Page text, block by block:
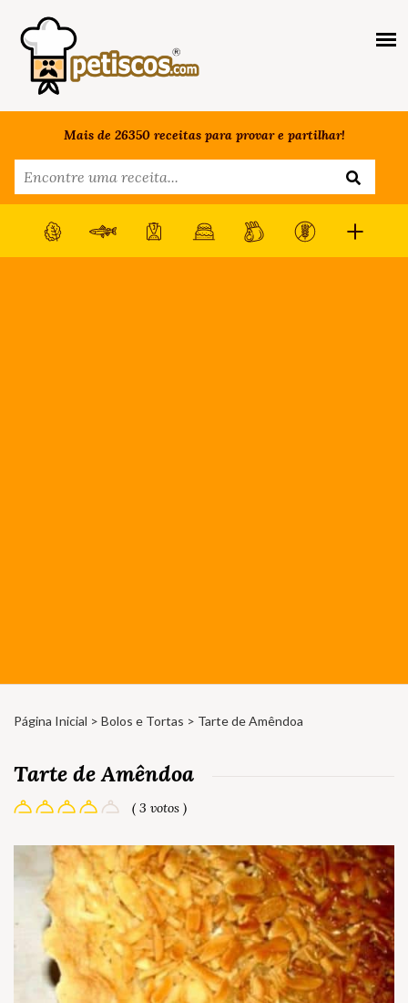
Mais de 26350 receitas para provar e partilhar!
Página Inicial > Bolos e Tortas > Tarte de Amêndoa
Tarte de Amêndoa
( 3 votos )